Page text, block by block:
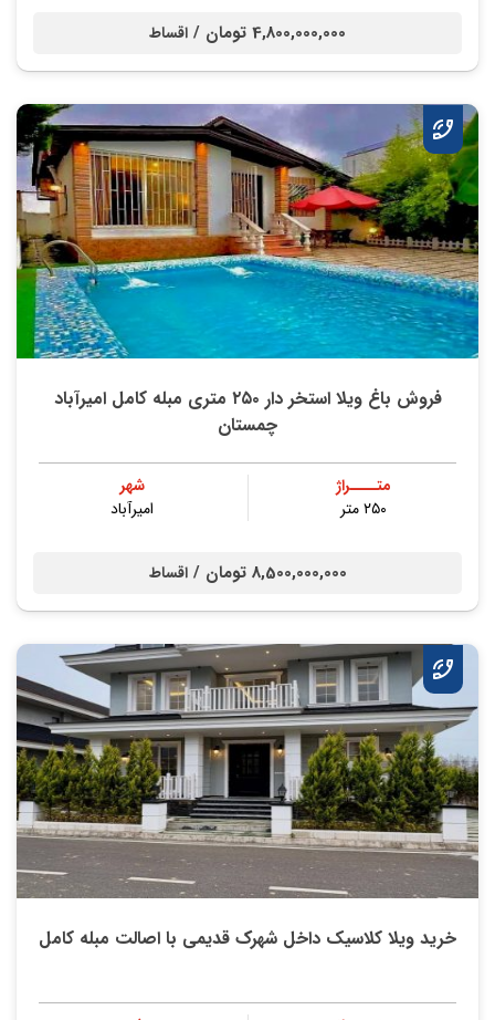
4,800,000,000 تومان / اقساط
فروش باغ ویلا استخر دار ۲۵۰ متری مبله کامل امیرآباد
چمستان
متــــراژ
۲۵۰ متر
شهر
امیرآباد
8,500,000,000 تومان / اقساط
خرید ویلا کلاسیک داخل شهرک قدیمی با اصالت مبله کامل